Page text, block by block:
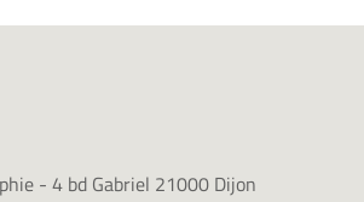
- 4 bd Gabriel 21000 Dijon